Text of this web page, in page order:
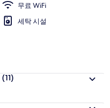
무료 WiFi
세탁 시설
(11)